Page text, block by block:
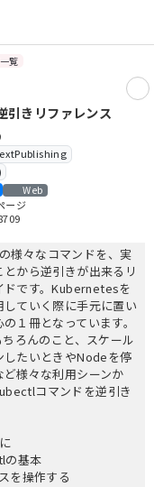
覧
きリファレンス
Web
ージ
様々なコマンドを、実
から逆引きが出来るリ
ドです。Kubernetesを
ていく際に手元に置い
１冊となっています。
ろんのこと、スケール
したいときやNodeを停
様々な利用シーンか
コマンドを逆引き
基本
を操作する